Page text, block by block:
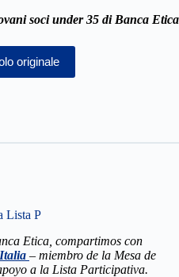
soci under 35 di Banca Etica
originale
Lista P
Etica, compartimos con
– miembro de la Mesa de
a la Lista Participativa.